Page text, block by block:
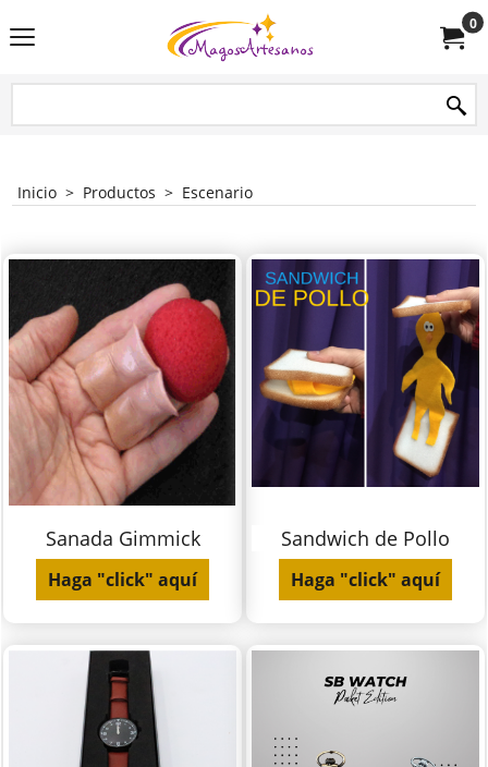
0
Inicio > Productos > Escenario
Sanada Gimmick
Haga "click" aquí
Sandwich de Pollo
Haga "click" aquí